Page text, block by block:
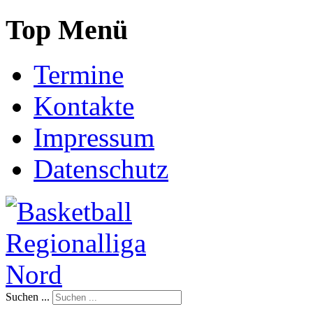
Top Menü
Termine
Kontakte
Impressum
Datenschutz
Suchen ...